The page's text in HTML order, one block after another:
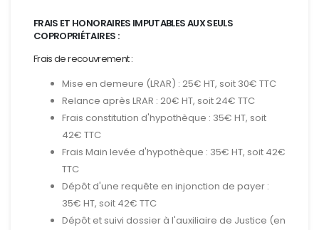
FRAIS ET HONORAIRES IMPUTABLES AUX SEULS
COPROPRIÉTAIRES :
Frais de recouvrement :
Mise en demeure (LRAR) : 25€ HT, soit 30€ TTC
Relance après LRAR : 20€ HT, soit 24€ TTC
Frais constitution d'hypothèque : 35€ HT, soit
42€ TTC
Frais Main levée d'hypothèque : 35€ HT, soit 42€
TTC
Dépôt d'une requête en injonction de payer :
35€ HT, soit 42€ TTC
Dépôt et suivi dossier à l'auxiliaire de Justice (en